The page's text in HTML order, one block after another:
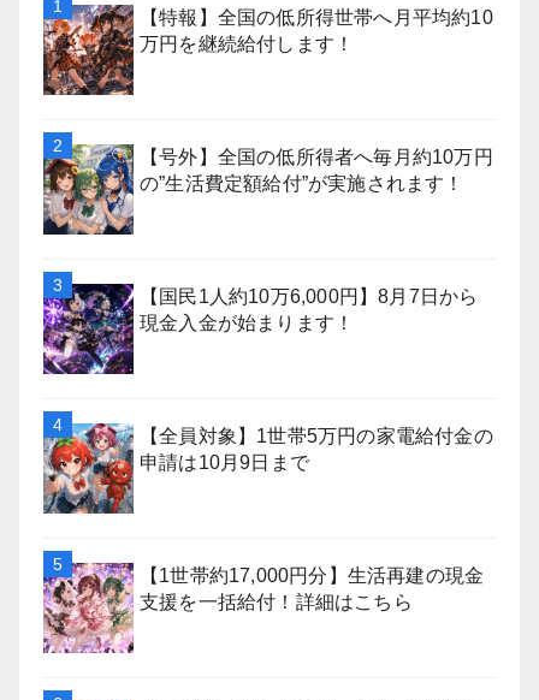
【特報】全国の低所得世帯へ月平均約10
万円を継続給付します！
【号外】全国の低所得者へ毎月約10万円
の”生活費定額給付”が実施されます！
【国民1人約10万6,000円】8月7日から
現金入金が始まります！
【全員対象】1世帯5万円の家電給付金の
申請は10月9日まで
【1世帯約17,000円分】生活再建の現金
支援を一括給付！詳細はこちら